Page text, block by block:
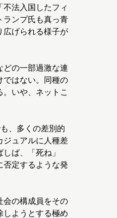
不法入国したフィ
ランプ氏も真っ青
広げられる様子が
の一部過激な連
ではない。同種の
いや、ネットこ
、多くの差別的
ジュアルに人種差
ば、「死ね」
否定するような発
の構成員をその
しようとする極め